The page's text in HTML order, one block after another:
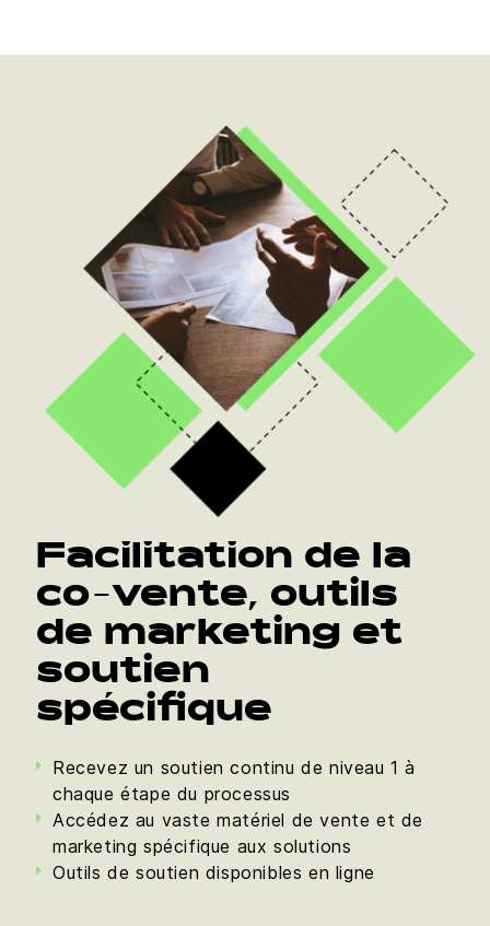
Facilitation de la
co-vente, outils
de marketing et
soutien
spécifique
Recevez un soutien continu de niveau 1 à
chaque étape du processus
Accédez au vaste matériel de vente et de
marketing spécifique aux solutions
Outils de soutien disponibles en ligne